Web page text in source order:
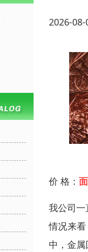
2026-
价 格：
我公司
情况来
中，金